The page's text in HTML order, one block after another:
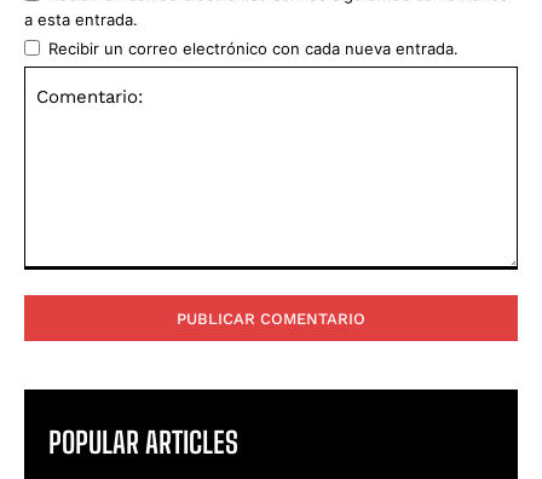
a esta entrada.
Recibir un correo electrónico con cada nueva entrada.
POPULAR ARTICLES